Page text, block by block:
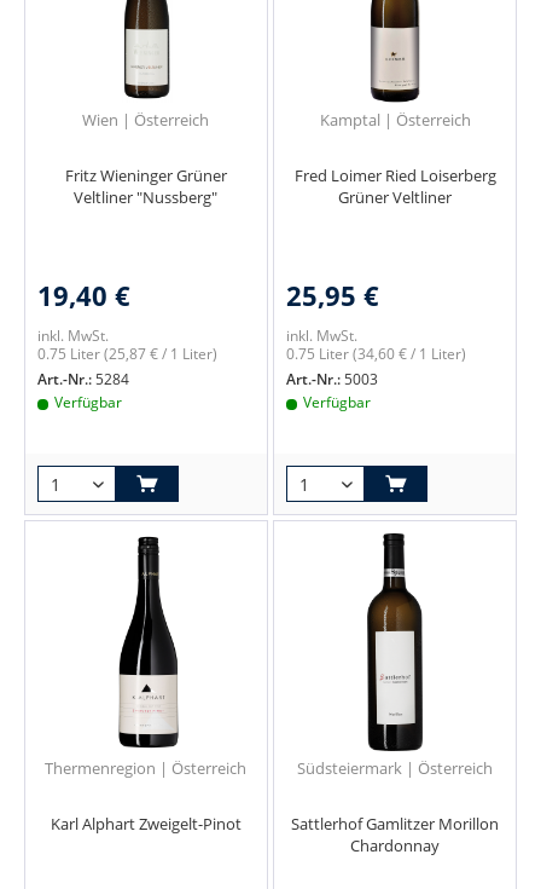
Wien | Österreich
Fritz Wieninger Grüner
Veltliner "Nussberg"
19,40 €
inkl. MwSt.
0.75 Liter(25,87 € / 1 Liter)
Art.-Nr.:5284
Verfügbar
Kamptal | Österreich
Fred Loimer Ried Loiserberg
Grüner Veltliner
25,95 €
inkl. MwSt.
0.75 Liter(34,60 € / 1 Liter)
Art.-Nr.:5003
Verfügbar
Thermenregion | Österreich
Karl Alphart Zweigelt-Pinot
Südsteiermark | Österreich
Sattlerhof Gamlitzer Morillon
Chardonnay